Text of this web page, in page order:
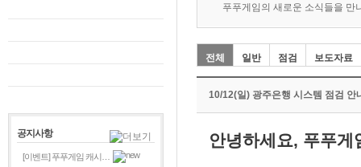
공지사항
[이벤트] 푸푸게임 캐시…
푸푸게임의 새로운 소식들을 만
전체 일반 점검 보도자료
10/12(일) 광주은행 시스템 점검 안
안녕하세요, 푸푸게